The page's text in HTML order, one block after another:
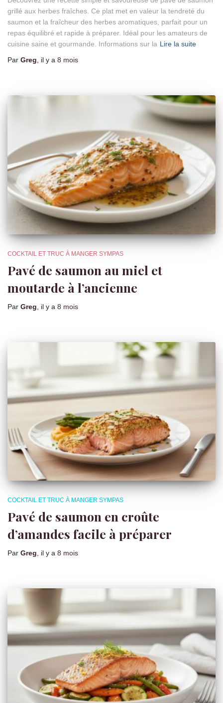
grillé aux herbes fraîches. Ce plat met en valeur la tendreté du
saumon et la fraîcheur des herbes aromatiques, parfait pour un
repas équilibré et rapide à préparer. Idéal pour les amateurs de
cuisine saine et gourmande. Informations sur la Lire la suite
Par Greg , il y a 8 mois
COCKTAIL ET TRUC À MANGER SYMPAS
Pavé de saumon au miel et
moutarde à l’ancienne
Par Greg , il y a 8 mois
COCKTAIL ET TRUC À MANGER SYMPAS
Pavé de saumon en croûte
d’amandes facile à préparer
Par Greg, il y a 8 mois